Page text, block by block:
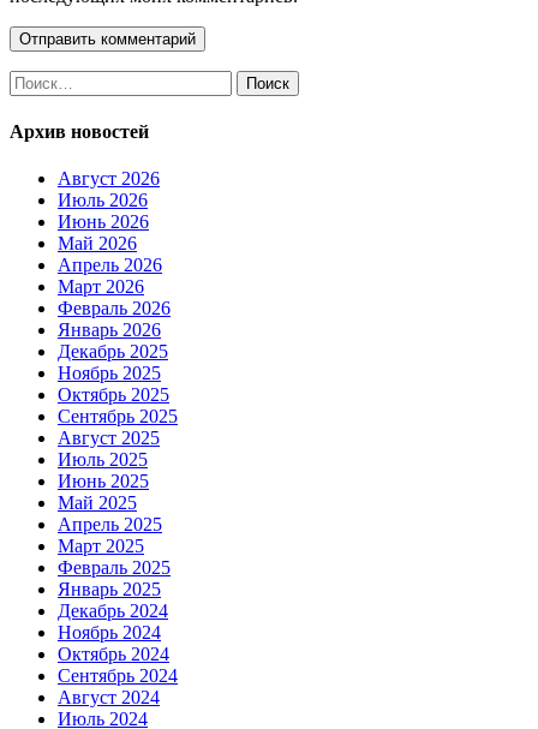
Найти:
Архив новостей
Август 2026
Июль 2026
Июнь 2026
Май 2026
Апрель 2026
Март 2026
Февраль 2026
Январь 2026
Декабрь 2025
Ноябрь 2025
Октябрь 2025
Сентябрь 2025
Август 2025
Июль 2025
Июнь 2025
Май 2025
Апрель 2025
Март 2025
Февраль 2025
Январь 2025
Декабрь 2024
Ноябрь 2024
Октябрь 2024
Сентябрь 2024
Август 2024
Июль 2024